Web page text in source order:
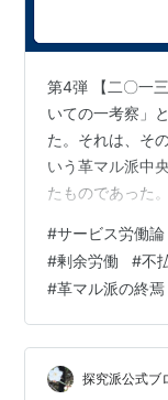
第4弾 【二〇一
いての一考察」
た。それは、そ
いう革マル派中
たものであった
導部は、この山
保身的に、論争
る。 Aさんの講
は、同志黒田寛
したものだ、と
文を、第4弾と
#サービス労働論
#剰余労働 #不
#革マル派の終焉
探究派公式ブ